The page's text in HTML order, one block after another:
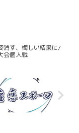
消す、悔しい結果に/
会個人戦